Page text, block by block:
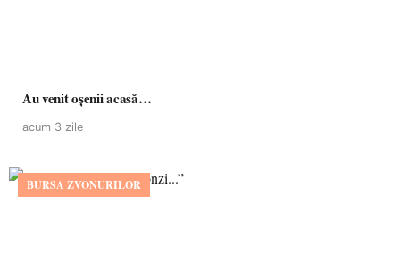
Au venit oșenii acasă…
acum 3 zile
BURSA ZVONURILOR